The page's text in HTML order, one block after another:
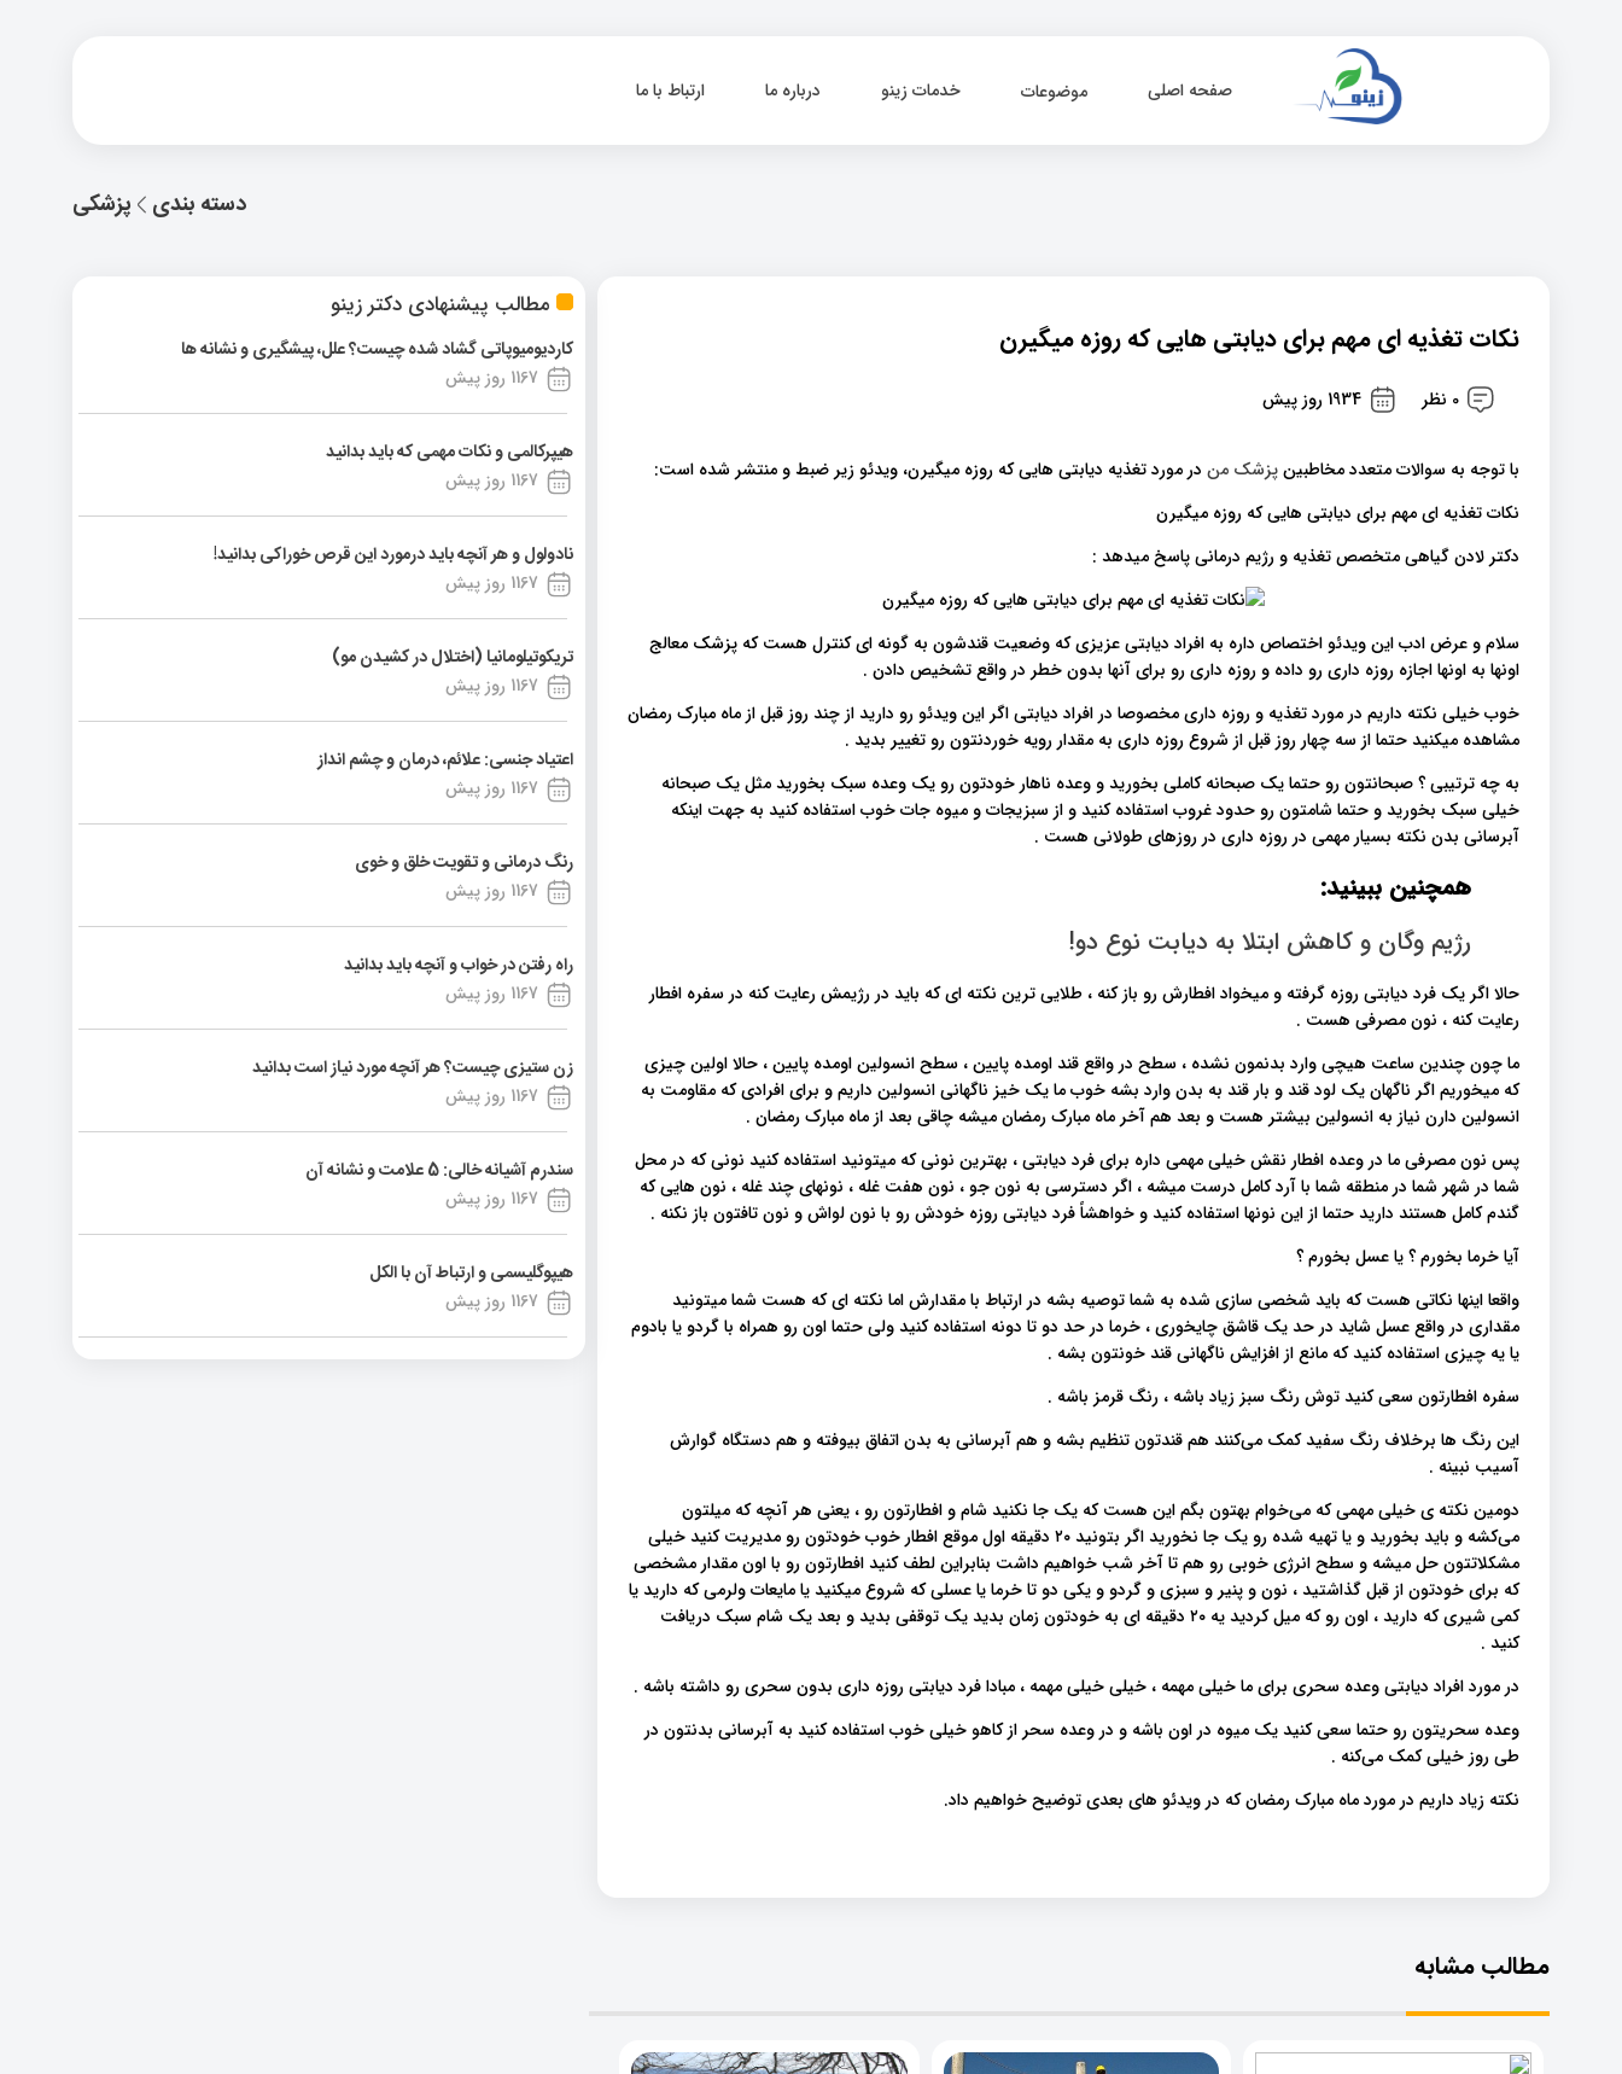
صفحه اصلی موضوعات خدمات زینو درباره ما ارتباط با ما
پزشکی دسته بندی
مطالب پیشنهادی دکتر زینو
کاردیومیوپاتی گشاد شده چیست؟ علل، پیشگیری و نشانه ها
1167 روز پیش
هیپرکالمی و نکات مهمی که باید بدانید
1167 روز پیش
نادولول و هر آنچه باید درمورد این قرص خوراکی بدانید!
1167 روز پیش
تریکوتیلومانیا (اختلال در کشیدن مو)
1167 روز پیش
اعتیاد جنسی: علائم، درمان و چشم انداز
1167 روز پیش
رنگ درمانی و تقویت خلق و خوی
1167 روز پیش
راه رفتن در خواب و آنچه باید بدانید
1167 روز پیش
زن ستیزی چیست؟ هر آنچه مورد نیاز است بدانید
1167 روز پیش
سندرم آشیانه خالی: 5 علامت و نشانه آن
1167 روز پیش
هیپوگلیسمی و ارتباط آن با الکل
1167 روز پیش
نکات تغذیه ای مهم برای دیابتی هایی که روزه میگیرن
0 نظر 1934 روز پیش
با توجه به سوالات متعدد مخاطبینپزشک من در مورد تغذیه دیابتی هایی که روزه میگیرن، ویدئو زیر ضبط و منتشر شده است:
نکات تغذیه ای مهم برای دیابتی هایی که روزه میگیرن
دکتر لادن گیاهی متخصص تغذیه و رژیم درمانی پاسخ میدهد :
سلام و عرض ادب این ویدئو اختصاص داره به افراد دیابتی عزیزی که وضعیت قندشون به گونه ای کنترل هست که پزشک معالج
اونها به اونها اجازه روزه داری رو داده و روزه داری رو برای آنها بدون خطر در واقع تشخیص دادن .
خوب خیلی نکته داریم در مورد تغذیه و روزه داری مخصوصا در افراد دیابتی اگر این ویدئو رو دارید از چند روز قبل از ماه مبارک رمضان
مشاهده میکنید حتما از سه چهار روز قبل از شروع روزه داری به مقدار رویه خوردنتون رو تغییر بدید .
به چه ترتیبی ؟ صبحانتون رو حتما یک صبحانه کاملی بخورید و وعده ناهار خودتون رو یک وعده سبک بخورید مثل یک صبحانه
خیلی سبک بخورید و حتما شامتون رو حدود غروب استفاده کنید و از سبزیجات و میوه جات خوب استفاده کنید به جهت اینکه
آبرسانی بدن نکته بسیار مهمی در روزه داری در روزهای طولانی هست .
همچنین ببینید:
رژیم وگان و کاهش ابتلا به دیابت نوع دو!
حالا اگر یک فرد دیابتی روزه گرفته و میخواد افطارش رو باز کنه ، طلایی ترین نکته ای که باید در رژیمش رعایت کنه در سفره افطار
رعایت کنه ، نون مصرفی هست .
ما چون چندین ساعت هیچی وارد بدنمون نشده ، سطح در واقع قند اومده پایین ، سطح انسولین اومده پایین ، حالا اولین چیزی
که میخوریم اگر ناگهان یک لود قند و بار قند به بدن وارد بشه خوب ما یک خیز ناگهانی انسولین داریم و برای افرادی که مقاومت به
انسولین دارن نیاز به انسولین بیشتر هست و بعد هم آخر ماه مبارک رمضان میشه چاقی بعد از ماه مبارک رمضان .
پس نون مصرفی ما در وعده افطار نقش خیلی مهمی داره برای فرد دیابتی ، بهترین نونی که میتونید استفاده کنید نونی که در محل
شما در شهر شما در منطقه شما با آرد کامل درست میشه ، اگر دسترسی به نون جو ، نون هفت غله ، نونهای چند غله ، نون هایی که
گندم کامل هستند دارید حتما از این نونها استفاده کنید و خواهشاً فرد دیابتی روزه خودش رو با نون لواش و نون تافتون باز نکنه .
آیا خرما بخورم ؟ یا عسل بخورم ؟
واقعا اینها نکاتی هست که باید شخصی سازی شده به شما توصیه بشه در ارتباط با مقدارش اما نکته ای که هست شما میتونید
مقداری در واقع عسل شاید در حد یک قاشق چایخوری ، خرما در حد دو تا دونه استفاده کنید ولی حتما اون رو همراه با گردو یا بادوم
یا یه چیزی استفاده کنید که مانع از افزایش ناگهانی قند خونتون بشه .
سفره افطارتون سعی کنید توش رنگ سبز زیاد باشه ، رنگ قرمز باشه .
این رنگ ها برخلاف رنگ سفید کمک می‌کنند هم قندتون تنظیم بشه و هم آبرسانی به بدن اتفاق بیوفته و هم دستگاه گوارش
آسیب نبینه .
دومین نکته ی خیلی مهمی که می‌خوام بهتون بگم این هست که یک جا نکنید شام و افطارتون رو ، یعنی هر آنچه که میلتون
می‌کشه و باید بخورید و یا تهیه شده رو یک جا نخورید اگر بتونید ۲۰ دقیقه اول موقع افطار خوب خودتون رو مدیریت کنید خیلی
مشکلاتتون حل میشه و سطح انرژی خوبی رو هم تا آخر شب خواهیم داشت بنابراین لطف کنید افطارتون رو با اون مقدار مشخصی
که برای خودتون از قبل گذاشتید ، نون و پنیر و سبزی و گردو و یکی دو تا خرما یا عسلی که شروع میکنید یا مایعات ولرمی که دارید یا
کمی شیری که دارید ، اون رو که میل کردید یه ۲۰ دقیقه ای به خودتون زمان بدید یک توقفی بدید و بعد یک شام سبک دریافت
کنید .
در مورد افراد دیابتی وعده سحری برای ما خیلی مهمه ، خیلی خیلی مهمه ، مبادا فرد دیابتی روزه داری بدون سحری رو داشته باشه ‌.
وعده سحریتون رو حتما سعی کنید یک میوه در اون باشه و در وعده سحر از کاهو خیلی خوب استفاده کنید به آبرسانی بدنتون در
طی روز خیلی کمک می‌کنه .
نکته زیاد داریم در مورد ماه مبارک رمضان که در ویدئو های بعدی توضیح خواهیم داد.
مطالب مشابه